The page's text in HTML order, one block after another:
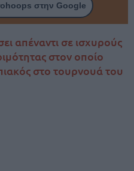
στην Google
απέναντι σε ισχυρούς
στον οποίο
στο τουρνουά του